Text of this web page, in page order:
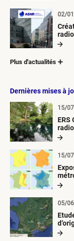
02/
Plus d'actualités
Dernières mises à
ERS
15/
15/
05/